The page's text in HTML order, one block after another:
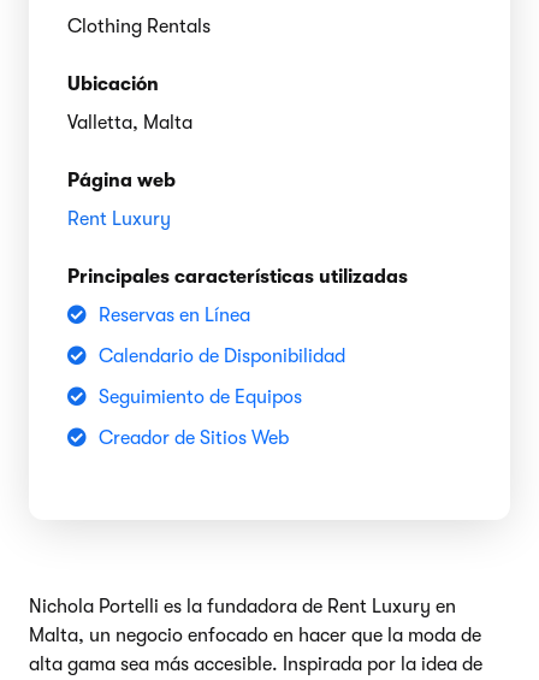
Clothing Rentals
Ubicación
Valletta, Malta
Página web
Rent Luxury
Principales características utilizadas
Reservas en Línea
Calendario de Disponibilidad
Seguimiento de Equipos
Creador de Sitios Web
Nichola Portelli es la fundadora de Rent Luxury en
Malta, un negocio enfocado en hacer que la moda de
alta gama sea más accesible. Inspirada por la idea de